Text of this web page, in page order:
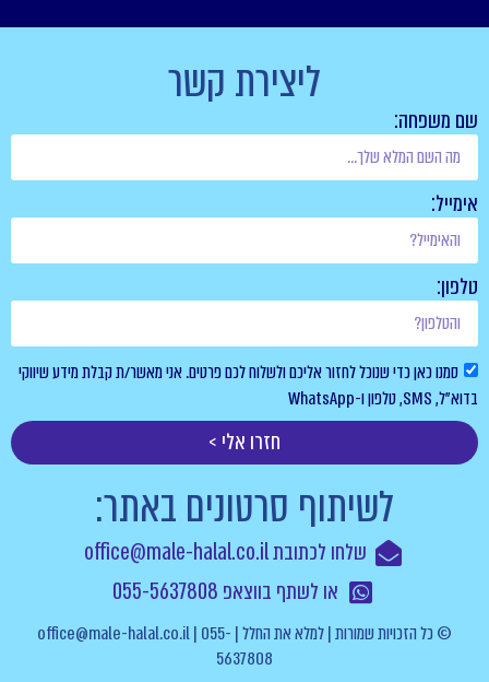
ליצירת קשר
שם משפחה:
אימייל:
טלפון:
סמנו כאן כדי שנוכל לחזור אליכם ולשלוח לכם פרטים. אני מאשר/ת קבלת מידע שיווקי
בדוא”ל, SMS, טלפון ו-WhatsApp
חזרו אלי >
לשיתוף סרטונים באתר:
שלחו לכתובת office@male-halal.co.il
או לשתף בווצאפ 055-5637808
© כל הזכויות שמורות | למלא את החלל | office@male-halal.co.il | 055-
5637808